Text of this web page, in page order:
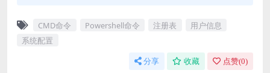
CMD命令 Powershell命令 注册表
用户信息
系统配置
分享 收藏 点赞(0)